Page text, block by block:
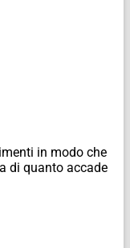
in modo che
di quanto accade